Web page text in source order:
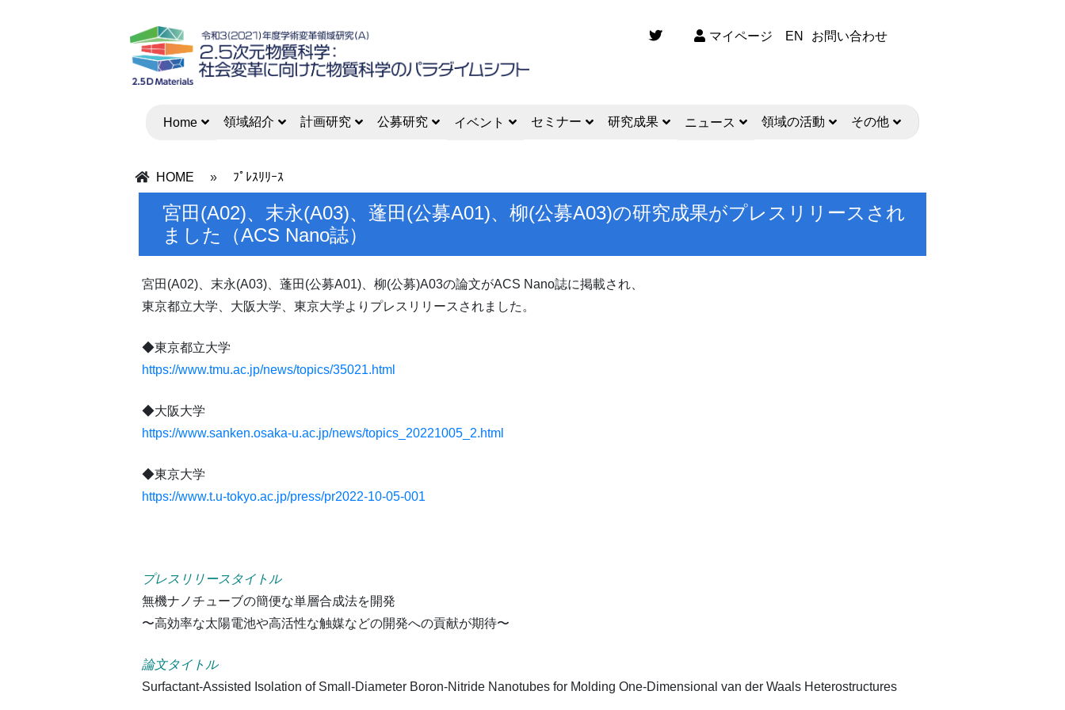
マイページ EN お問い合わせ
Home 領域紹介 計画研究 公募研究 イベント セミナー 研究成果 ニュース 領域の活動 その他
HOME » ﾌﾟﾚｽﾘﾘｰｽ
宮田(A02)、末永(A03)、蓬田(公募A01)、柳(公募A03)の研究成果がプレスリリースされ
ました（ACS Nano誌）
宮田(A02)、末永(A03)、蓬田(公募A01)、柳(公募)A03の論文がACS Nano誌に掲載され、
東京都立大学、大阪大学、東京大学よりプレスリリースされました。
◆東京都立大学
https://www.tmu.ac.jp/news/topics/35021.html
◆大阪大学
https://www.sanken.osaka-u.ac.jp/news/topics_20221005_2.html
◆東京大学
https://www.t.u-tokyo.ac.jp/press/pr2022-10-05-001
プレスリリースタイトル
無機ナノチューブの簡便な単層合成法を開発
〜高効率な太陽電池や高活性な触媒などの開発への貢献が期待〜
論文タイトル
Surfactant-Assisted Isolation of Small-Diameter Boron-Nitride Nanotubes for Molding One-Dimensional van der Waals Heterostructures